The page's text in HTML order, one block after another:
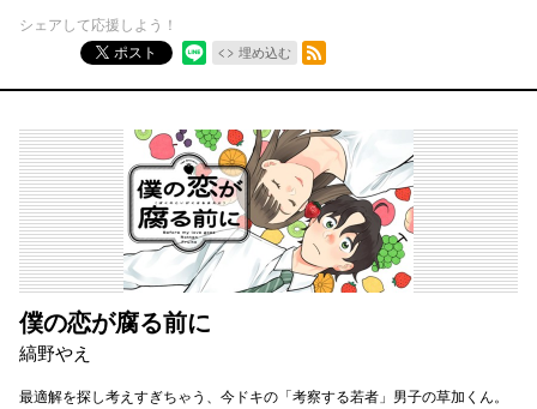
シェアして応援しよう！
ポスト
埋め込む
RSSフィード
僕の恋が腐る前に
縞野やえ
最適解を探し考えすぎちゃう、今ドキの「考察する若者」男子の草加くん。